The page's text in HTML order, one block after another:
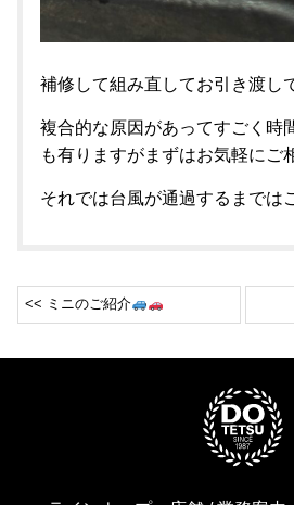
補修して組み直してお引き渡し
複合的な原因があってすごく時
も有りますがまずはお気軽にご
それでは台風が通過するまでは
<< ミニのご紹介